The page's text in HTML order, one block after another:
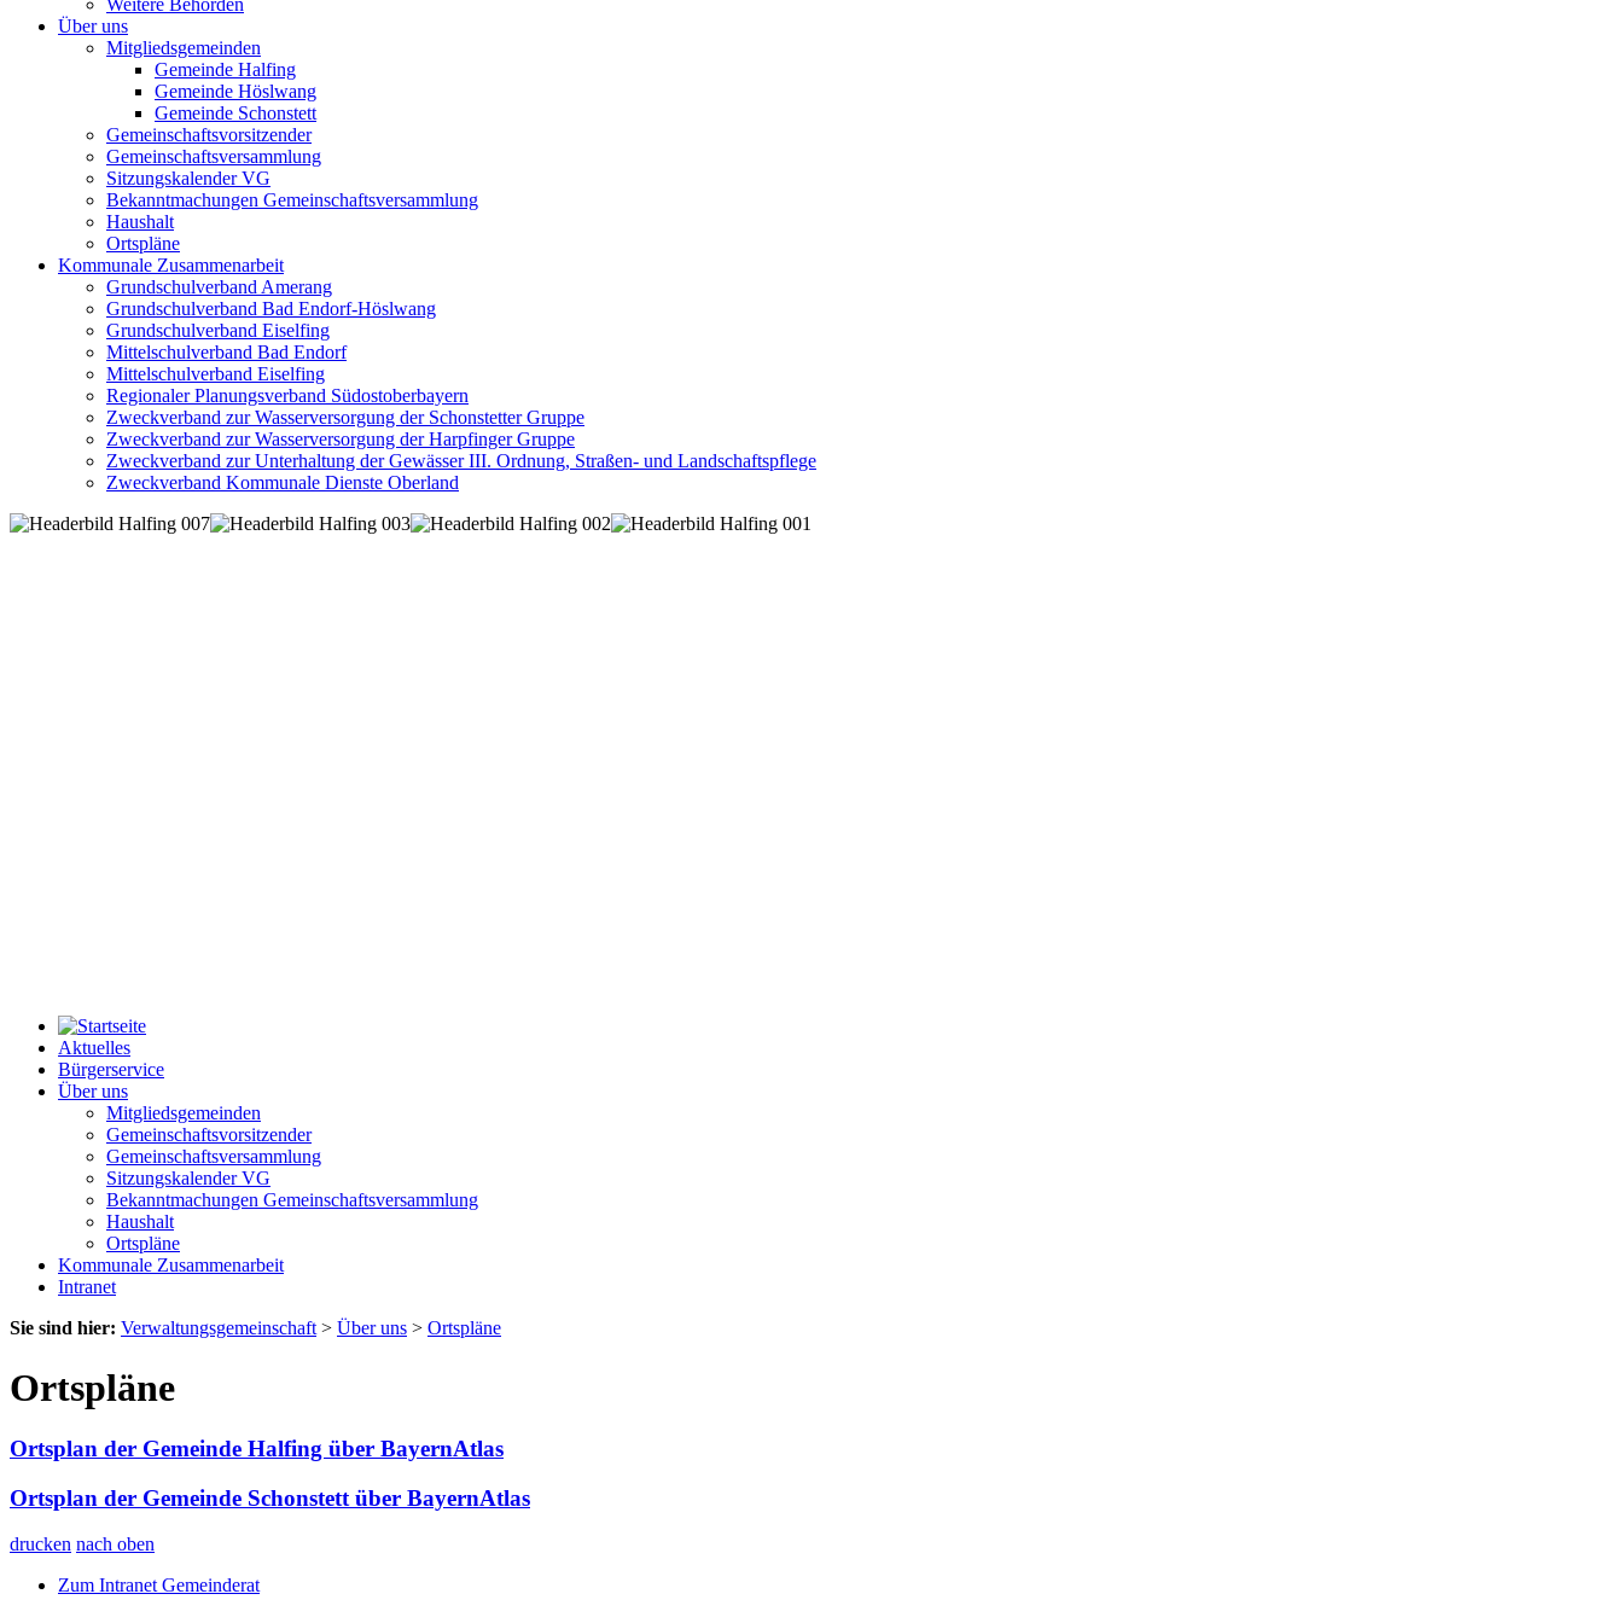
Weitere Behörden
Über uns
Mitgliedsgemeinden
Gemeinde Halfing
Gemeinde Höslwang
Gemeinde Schonstett
Gemeinschaftsvorsitzender
Gemeinschaftsversammlung
Sitzungskalender VG
Bekanntmachungen Gemeinschaftsversammlung
Haushalt
Ortspläne
Kommunale Zusammenarbeit
Grundschulverband Amerang
Grundschulverband Bad Endorf-Höslwang
Grundschulverband Eiselfing
Mittelschulverband Bad Endorf
Mittelschulverband Eiselfing
Regionaler Planungsverband Südostoberbayern
Zweckverband zur Wasserversorgung der Schonstetter Gruppe
Zweckverband zur Wasserversorgung der Harpfinger Gruppe
Zweckverband zur Unterhaltung der Gewässer III. Ordnung, Straßen- und Landschaftspflege
Zweckverband Kommunale Dienste Oberland
Aktuelles
Bürgerservice
Über uns
Mitgliedsgemeinden
Gemeinschaftsvorsitzender
Gemeinschaftsversammlung
Sitzungskalender VG
Bekanntmachungen Gemeinschaftsversammlung
Haushalt
Ortspläne
Kommunale Zusammenarbeit
Intranet
Sie sind hier: Verwaltungsgemeinschaft > Über uns > Ortspläne
Ortspläne
Ortsplan der Gemeinde Halfing über BayernAtlas
Ortsplan der Gemeinde Schonstett über BayernAtlas
drucken nach oben
Zum Intranet Gemeinderat